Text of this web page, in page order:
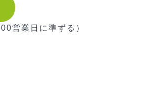
営業日に準ずる）